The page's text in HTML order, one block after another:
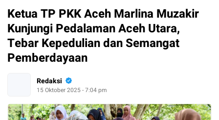
Ketua TP PKK Aceh Marlina Muzakir
Kunjungi Pedalaman Aceh Utara,
Tebar Kepedulian dan Semangat
Pemberdayaan
Redaksi
15 Oktober 2025 - 7:04 pm